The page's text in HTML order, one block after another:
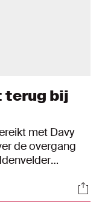
terug bij
met Davy
de overgang
tot en met 30
van elf